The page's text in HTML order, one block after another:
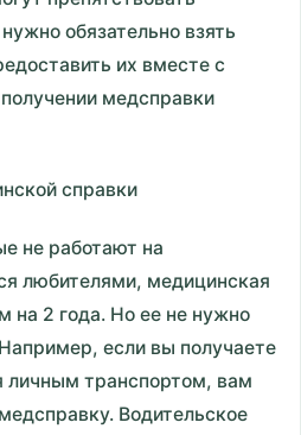
обязательно взять
их вместе с
медсправки
справки
не работают на
любителями, медицинская
на 2 года. Но ее не нужно
если вы получаете
личным транспортом, вам
Водительское